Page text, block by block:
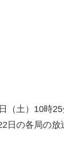
（土）10時25
日の各局の放